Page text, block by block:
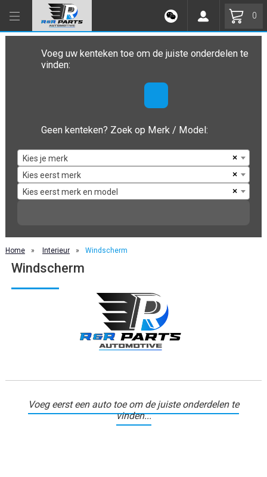
0
Voeg uw kenteken toe om de juiste onderdelen te
vinden:
Geen kenteken? Zoek op Merk / Model:
×
Kies je merk
×
Kies eerst merk
×
Kies eerst merk en model
Home » Interieur » Windscherm
Windscherm
Voeg eerst een auto toe om de juiste onderdelen te
vinden...